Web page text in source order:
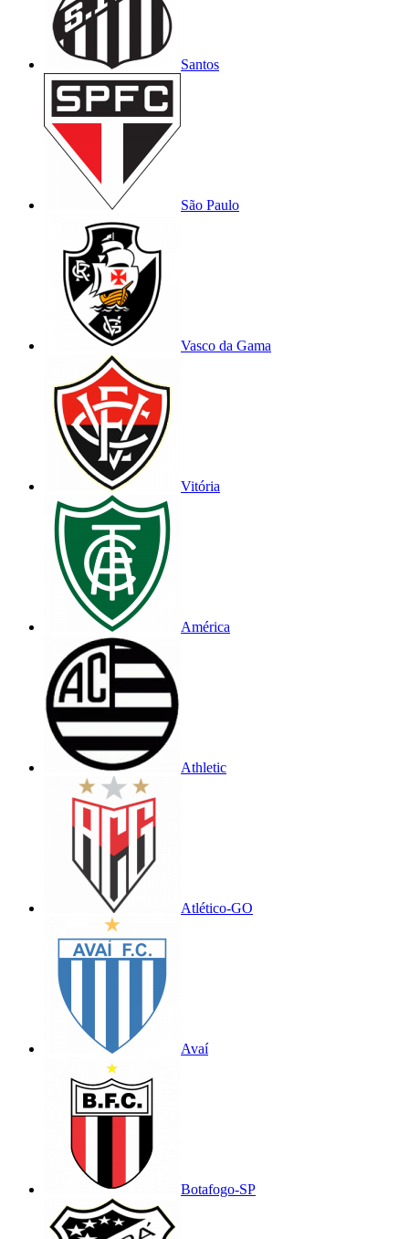
Santos
São Paulo
Vasco da Gama
Vitória
América
Athletic
Atlético-GO
Avaí
Botafogo-SP